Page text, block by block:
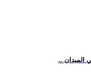
الميدان